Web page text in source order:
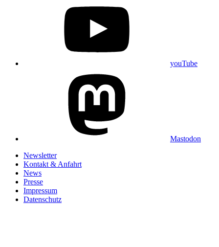
youTube
Mastodon
Newsletter
Kontakt & Anfahrt
News
Presse
Impressum
Datenschutz